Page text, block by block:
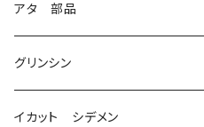
3
アタ 部品
グリンシン
イカット シデメン